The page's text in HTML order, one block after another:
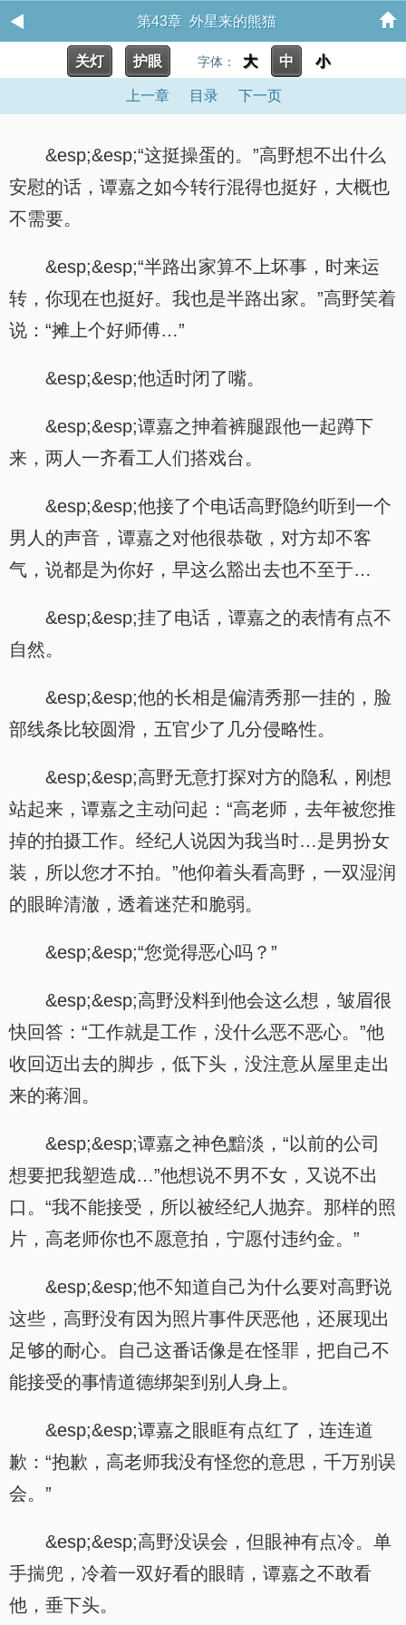
第43章 外星来的熊猫
关灯 护眼 字体： 大 中 小
上一章 目录 下一页
&esp;&esp;“这挺操蛋的。”高野想不出什么
安慰的话，谭嘉之如今转行混得也挺好，大概也
不需要。
&esp;&esp;“半路出家算不上坏事，时来运
转，你现在也挺好。我也是半路出家。”高野笑着
说：“摊上个好师傅…”
&esp;&esp;他适时闭了嘴。
&esp;&esp;谭嘉之抻着裤腿跟他一起蹲下
来，两人一齐看工人们搭戏台。
&esp;&esp;他接了个电话高野隐约听到一个
男人的声音，谭嘉之对他很恭敬，对方却不客
气，说都是为你好，早这么豁出去也不至于…
&esp;&esp;挂了电话，谭嘉之的表情有点不
自然。
&esp;&esp;他的长相是偏清秀那一挂的，脸
部线条比较圆滑，五官少了几分侵略性。
&esp;&esp;高野无意打探对方的隐私，刚想
站起来，谭嘉之主动问起：“高老师，去年被您推
掉的拍摄工作。经纪人说因为我当时…是男扮女
装，所以您才不拍。”他仰着头看高野，一双湿润
的眼眸清澈，透着迷茫和脆弱。
&esp;&esp;“您觉得恶心吗？”
&esp;&esp;高野没料到他会这么想，皱眉很
快回答：“工作就是工作，没什么恶不恶心。”他
收回迈出去的脚步，低下头，没注意从屋里走出
来的蒋洄。
&esp;&esp;谭嘉之神色黯淡，“以前的公司
想要把我塑造成…”他想说不男不女，又说不出
口。“我不能接受，所以被经纪人抛弃。那样的照
片，高老师你也不愿意拍，宁愿付违约金。”
&esp;&esp;他不知道自己为什么要对高野说
这些，高野没有因为照片事件厌恶他，还展现出
足够的耐心。自己这番话像是在怪罪，把自己不
能接受的事情道德绑架到别人身上。
&esp;&esp;谭嘉之眼眶有点红了，连连道
歉：“抱歉，高老师我没有怪您的意思，千万别误
会。”
&esp;&esp;高野没误会，但眼神有点冷。单
手揣兜，冷着一双好看的眼睛，谭嘉之不敢看
他，垂下头。